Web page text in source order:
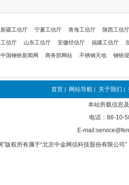
新疆工信厅 宁夏工信厅 青海工信厅 陕西工信厅
信厅 山东工信厅 安徽经信厅 福建工信厅
中国钢铁新闻网 商务部网站 不锈钢天地 钢铁
首页 | 网站导航 | 关于我们 |
本站所载信息
电话：86-10-
E-
”版权所有属于“北京中金网信科技股份有限公司